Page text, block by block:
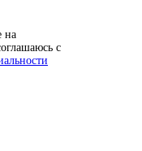
на
с